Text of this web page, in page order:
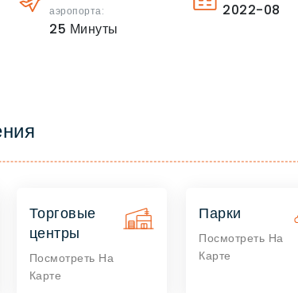
аэропорта:
25 Минуты
2022-08
Торговые
центры
Посмотреть На
Карте
Парки
Посмотреть На
Карте